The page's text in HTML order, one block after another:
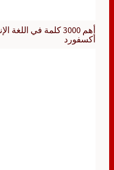
أهم 3000 كلمة في
أكسفورد